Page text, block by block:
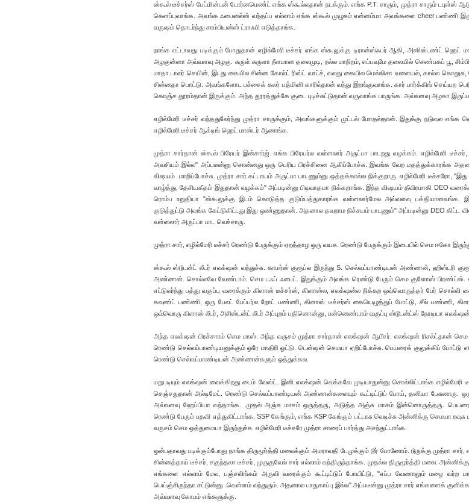
ஸ்கூல் டீச்சர்ஸ் பேட்மின்டன் டோர்னமெண்ட் எங்க ஸ்கூல்லதான் நடக்கும். எங்க P.T. சாரும், முத்ரா சாரும் டபுள்ஸ்
கெளப்புவாங்க. அவங்க ஃபைனல்ஸ் வந்தப்ப எல்லாம் எங்க ஸ்கூல் முழுசும் என்னம்மா அவங்களை cheer பண்ணி
வருஷம் தொடர்ந்து சாம்பியன்ஸ் ட்ராஃபி எடுத்தாங்க.
நாங்க எட்டாவது படிக்கும் போதுதான் எழில்மேரி டீச்சர் எங்க ஸ்கூலுக்கு டிரான்ஸ்ஃபர் ஆகி, அஸிஸ்டண்ட் ஹெட்
அழகுன்னா அவ்வளவு அழகு. சுருள் சுருளா நீளமான தலைமுடி, நல்ல மாநிறம், எப்பவுமே தலையில் செண்பகப் பூ,
மாதா டாலர் செயின், இடது கையில சின்ன கோல்ட் ரிஸ்ட் வாட்ச், வலது கையில மெல்லிசா வளையல், கால்ல கொலுசு,
சின்னதா பொட்டு. அவங்களோட பச்சைக் கலர் பத்மினி காரில்தான் வந்து இறங்குவாங்க. கார் பார்க்கிங் செய்யற
கொஞ்ச தூரம்தான் இருக்கும். அந்த தூரத்துக்கே குடை புடிச்சுட்டுதான் வருவாங்க பாருங்க‌. அவ்வளவு அழகா
எழில்மேரி டீச்சர் வந்ததுலேர்ந்து முத்ரா சாருக்கும், அவங்களுக்கும் முட்டல் மோதல்தான். இதுக்கு நடுவுல
எழில்மேரி டீச்சர் ஆக்டிங் ஹெட் மாஸ்டர் ஆனாங்க.
முத்ரா சார்தான் ஸ்கூல் பிரேயர் இன்சார்ஜ். எங்க பிரேயர்ல வள்ளலார் அருட்பா பாடறது வழக்கம். எழில்மேரி
அவசியம் இல்ல" அப்படீன்னு சொன்னது ஒரு பெரிய பிரச்சினை ஆகிப்போச்சு. இவங்க வேற மதத்துக்காரங்க
விஷயம் .மாறிப்போச்சு. முத்ரா சார் கட்டாயம் அருட்பா பாடணும்னு ஒத்தக்கால்ல நிக்குறாரு. எழில்மேரி டீச்சரோ,
வாழ்த்து, தேசியகீதம் இதுதான் வழக்கம்" அப்படின்னு பிடிவாதமா நிக்கறாங்க. இந்த விஷயம் தீவிரமாகி DEO
ரொம்ப உறுதியா "ஸ்கூலுக்கு இடம் கொடுத்த குடும்பத்துகாரங்க‌ வள்ளலார்மேல அவ்வளவு பக்தியானவங்க.
குடுத்துட்டு அவங்க கேட்டுகிட்டது இது ஒண்ணுதான். அதனால தவறாம நிச்சயம் பாடணும்" அப்படின்னு DEO கிட்ட
வள்ளலார் அருட்பா பாட வெச்சாரு.
முத்ரா சார், எழில்மேரி டீச்சர் ரெண்டு பேருக்கும் ஏறத்தாழ ஒரு வயசு. ரெண்டு பேருக்கும் இடையில் செம ஈகோ
ஸ்கூல் ஸ்டூடன்ட் லீடர் எலக்‌ஷன் வந்துச்சு. காமர்ஸ் குரூப்ல இருந்து S. செல்வப்பாண்டியன் அண்ணன், ஹிஸ்டரி
அண்ணன். சொல்லவே வேண்டாம். செம டஃப் ஃபைட். இதுக்கும் அவங்க ரெண்டு பேரும் செம குளோஸ் பிரண்ட்ஸ்.
எட்டுலர்ந்து பத்து வகுப்பு வரைக்கும் கிளாஸ் டீச்சர்ஸ், கிளாஸ்ல, எலக்‌ஷன்ல நிக்கற ஒவ்வொருத்தர் பேர்
கவுண்ட் பண்ணி, ஒரு பேலட் பேப்பர்ல நோட் பண்ணி, கிளாஸ் டீச்சர்ஸ் கையெழுத்துப் போட்டு, சீல் பண்ணி, கிளாஸ்
ஒவ்வொரு கிளாஸ் லீடர், அசிஸ்டன்ட் லீடர் அப்புறம் பதினொன்னு, பன்னெண்டாம் வகுப்பு ஸ்டூடன்ட்ஸ் நேரடியா
அந்த எலக்‌ஷன் பிரச்சாரம் செம மாஸ். அந்த வருசம் முத்ரா சார்தான் எலக்‌ஷன் ஆபீசர். எலக்‌ஷன் ரிசல்ட்தான்
ரெண்டு செல்வப்பாண்டியனுக்கும் ஒரே மாதிரி ஓட்டு. டென்ஷன் செமயா ஏறிப்போச்சு. பெயரைக் குலுக்கிப் போட்டு
ரெண்டு செல்வப்பாண்டியன் அண்ணன்களும் ஒத்துக்கல.
மறுபடியும் எலக்‌ஷன் வைக்கிறது டைம் வேஸ்ட். இனி எலக்‌ஷன் வெக்கவே முடியாதுன்னு சொல்லிட்டாங்க எழில்மேரி
செஞ்சதுதான் அல்டிமேட். ரெண்டு செல்வப்பாண்டியன் அண்ணன்களையும் கூட்டிட்டுப் போய், தனியா பேசுனாரு. ஒரு
அவ்வளவு ஹேப்பியா வந்தாங்க. .முதல் அஞ்சு மாசம் ஒருத்தரு, அடுத்த அஞ்சு மாசம் இன்னொருத்தரு. பெயரைக்
ரெண்டு பேரும் பதவி ஏத்துகிட்டாங்க. SSP கேங்கும், எங்க KSP கேங்கும் பட்டாசு வெடிச்சு அன்னிக்கு செமயா
வருசம் செம ஒத்துமையா இருந்துச்சு. எழில்மேரி டீச்சரே முத்ரா சாரைப் பார்த்து அசந்துட்டாங்க.
ஒன்பதாவது படிக்கும்போது நாங்க திருமூர்த்தி மலைக்கும் அமராவதி டேமுக்கும் டூர் போனோம். டூருக்கு முத்ரா சார்,
சின்னத்தாய் டீச்சர், சகுந்தலா டீச்சர், முருகுவேல் சார் எல்லாம் வந்திருந்தாங்க. முதல்ல திருமூர்த்தி மலை. அன்னிக்கு
எங்களை எல்லாம் மேல, பஞ்சலிங்கம் அருவி வரைக்கும் கூட்டிட்டுப் போயிட்டு, "எப்ப வேணாலும் மழை வர்ற
பெய்ஞ்சிருந்தா சட்டுன்னு .வெள்ளம் வந்துரும். அதனால பாதுகாப்பு இல்ல" அப்படீன்னு முத்ரா சார் எங்களைக்
அவ்வளவு கோபம் எங்களுக்கு.